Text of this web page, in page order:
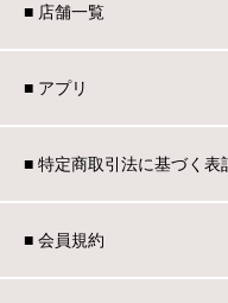
■ 店舗一覧
■ アプリ
■ 特定商取引法に基づく表
■ 会員規約